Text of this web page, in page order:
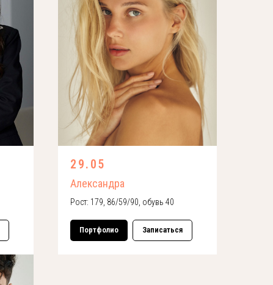
29.05
Александра
Рост: 179, 86/59/90, обувь 40
Портфолио Записаться